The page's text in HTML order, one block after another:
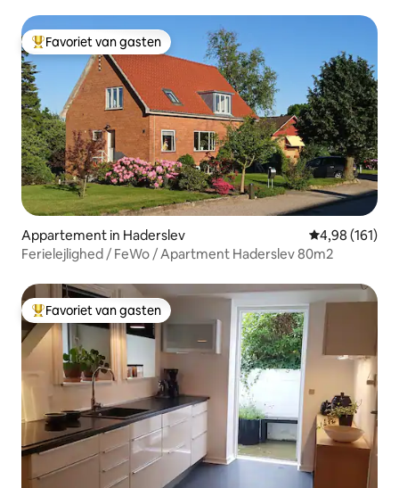
Topfavoriet van gasten
Favoriet van gasten
Appartement in Haderslev Gemiddelde
4,98 (161)
Ferielejlighed / FeWo / Apartment Haderslev 80m2
Topfavoriet van gasten
Favoriet van gasten